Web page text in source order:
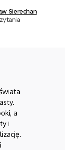
Sierechan
a
i